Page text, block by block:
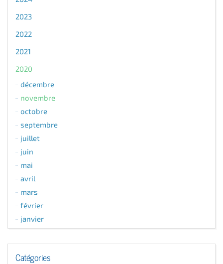
2023
2022
2021
2020
décembre
novembre
octobre
septembre
juillet
juin
mai
avril
mars
février
janvier
Catégories